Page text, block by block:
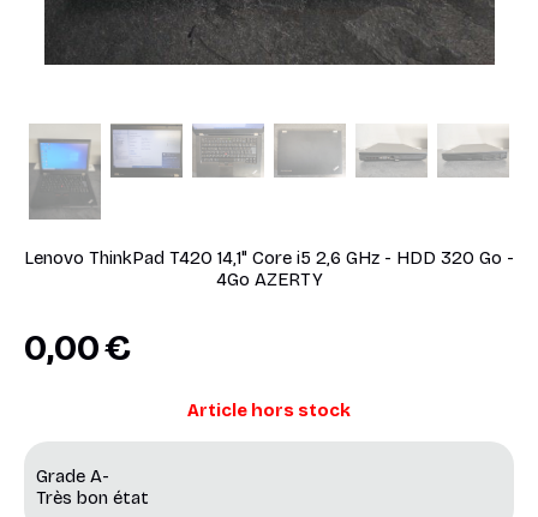
Lenovo ThinkPad T420 14,1" Core i5 2,6 GHz - HDD 320 Go -
4Go AZERTY
0,00€
Article hors stock
Grade A-
Très bon état